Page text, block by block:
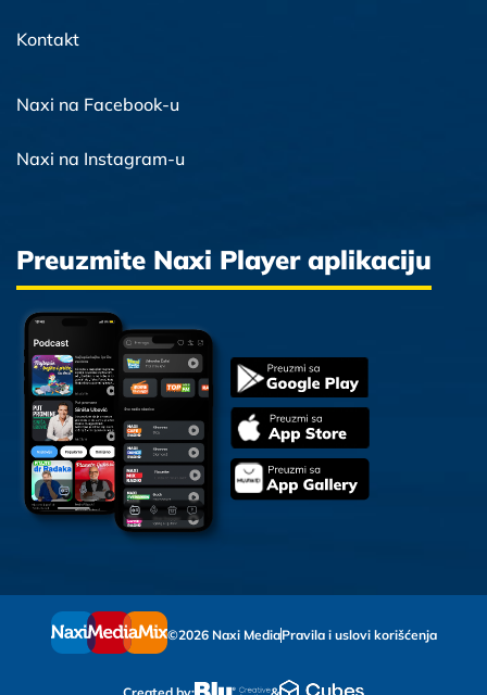
Kontakt
Naxi na Facebook-u
Naxi na Instagram-u
Preuzmite Naxi Player aplikaciju
©2026 Naxi MediaPravila i uslovi korišćenja